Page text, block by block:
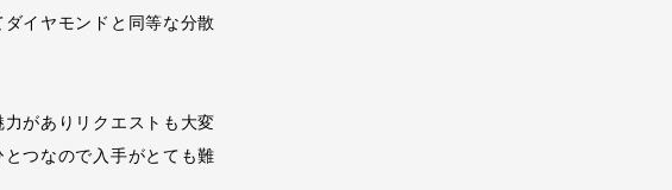
イヤモンドと同等な分散
がありリクエストも大変
つなので入手がとても難